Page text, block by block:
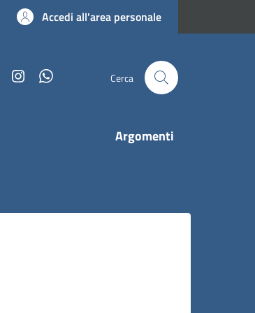
Accedi all'area personale
FacebookInstagram Cerca
Argomenti